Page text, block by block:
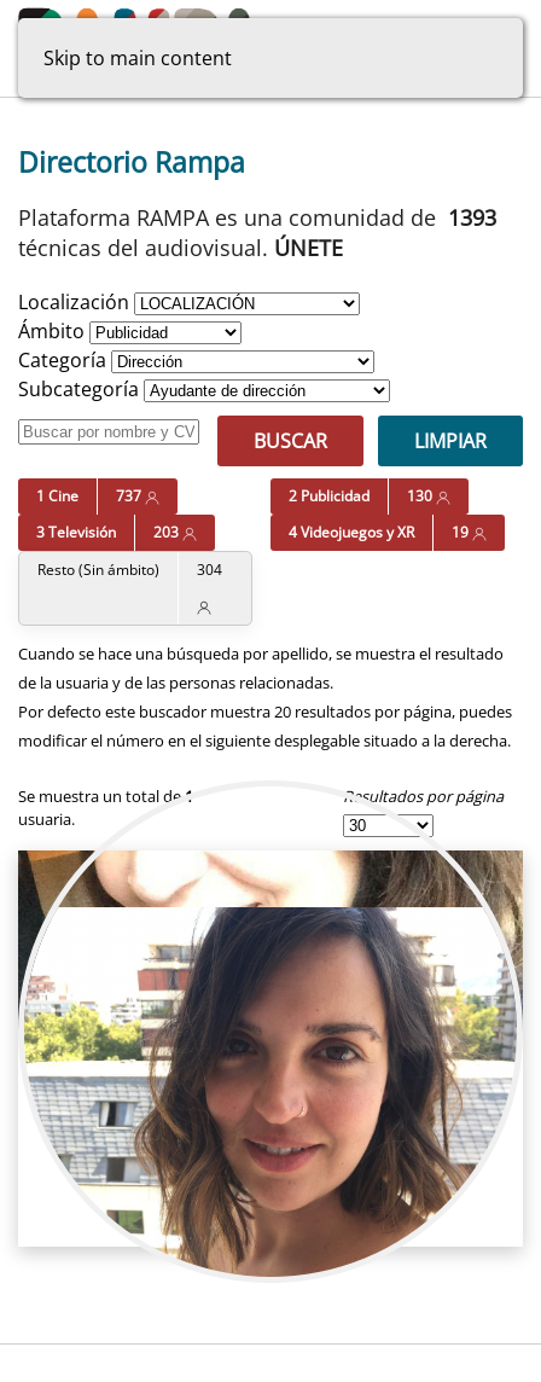
Skip to main content
Directorio Rampa
Plataforma RAMPA es una comunidad de 1393
técnicas del audiovisual. ÚNETE
Localización
Ámbito
Categoría
Subcategoría
BUSCAR
LIMPIAR
1 Cine 737 2 Publicidad
130
3 Televisión
203 4 Videojuegos y XR
19
Resto (Sin ámbito)
304
Cuando se hace una búsqueda por apellido, se muestra el resultado
de la usuaria y de las personas relacionadas.
Por defecto este buscador muestra 20 resultados por página, puedes
modificar el número en el siguiente desplegable situado a la derecha.
Se muestra un total de 1
usuaria.
Resultados por página
Beatriz Requena
Publicidad / Dirección
Ayudante de dirección